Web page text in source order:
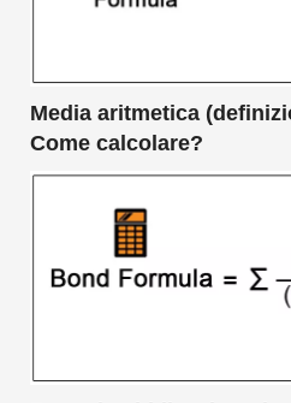
Media aritmetica
Come calcolare?